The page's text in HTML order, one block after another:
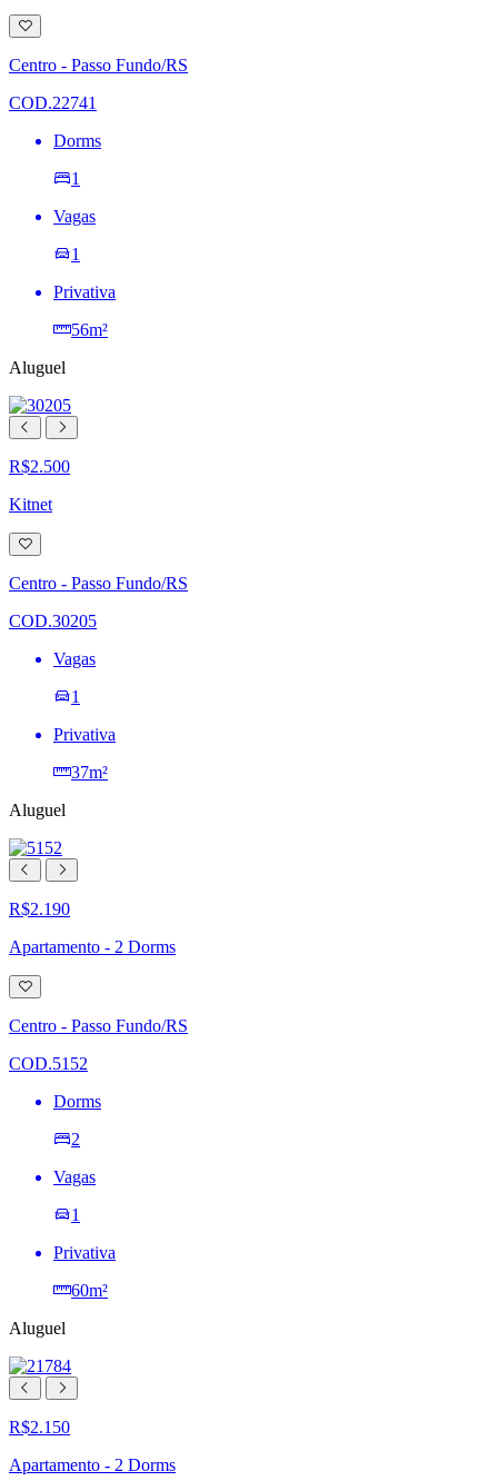
Adicionar
à
lista
de
Centro - Passo Fundo/RS
COD.22741
Dorms
1
Vagas
1
Privativa
56m²
Aluguel
R$2.500
Kitnet
Adicionar
à
lista
de
Centro - Passo Fundo/RS
COD.30205
Vagas
1
Privativa
37m²
Aluguel
R$2.190
Apartamento - 2 Dorms
Adicionar
à
lista
de
Centro - Passo Fundo/RS
COD.5152
Dorms
2
Vagas
1
Privativa
60m²
Aluguel
R$2.150
Apartamento - 2 Dorms